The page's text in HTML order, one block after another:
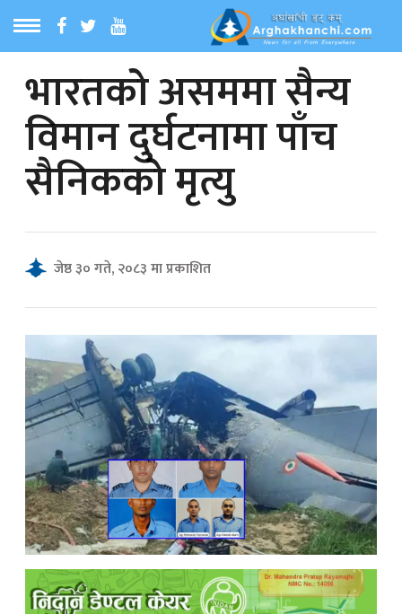
MENU
समाचार
News
भारतको असममा सैन्य
विमान दुर्घटनामा पाँच
सैनिकको मृत्यु
जेष्ठ ३० गते, २०८३ मा प्रकाशित